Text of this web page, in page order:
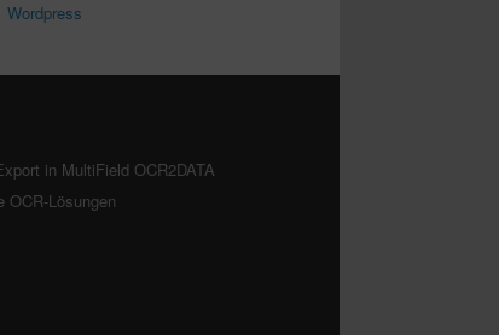
Wordpress
in MultiField OCR2DATA
OCR-Lösungen